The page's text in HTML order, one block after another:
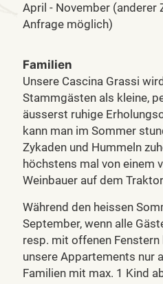
April - November (anderer
Anfrage möglich)
Familien
Unsere Cascina Grassi
Stammgästen als kleine,
äusserst ruhige
kann man im Sommer
Zykaden und Hummeln
höchstens mal von einem
Weinbauer auf dem Traktor
Während den heissen
September, wenn alle
resp. mit offenen
unsere Appartements nur
Familien mit max. 1 Kind